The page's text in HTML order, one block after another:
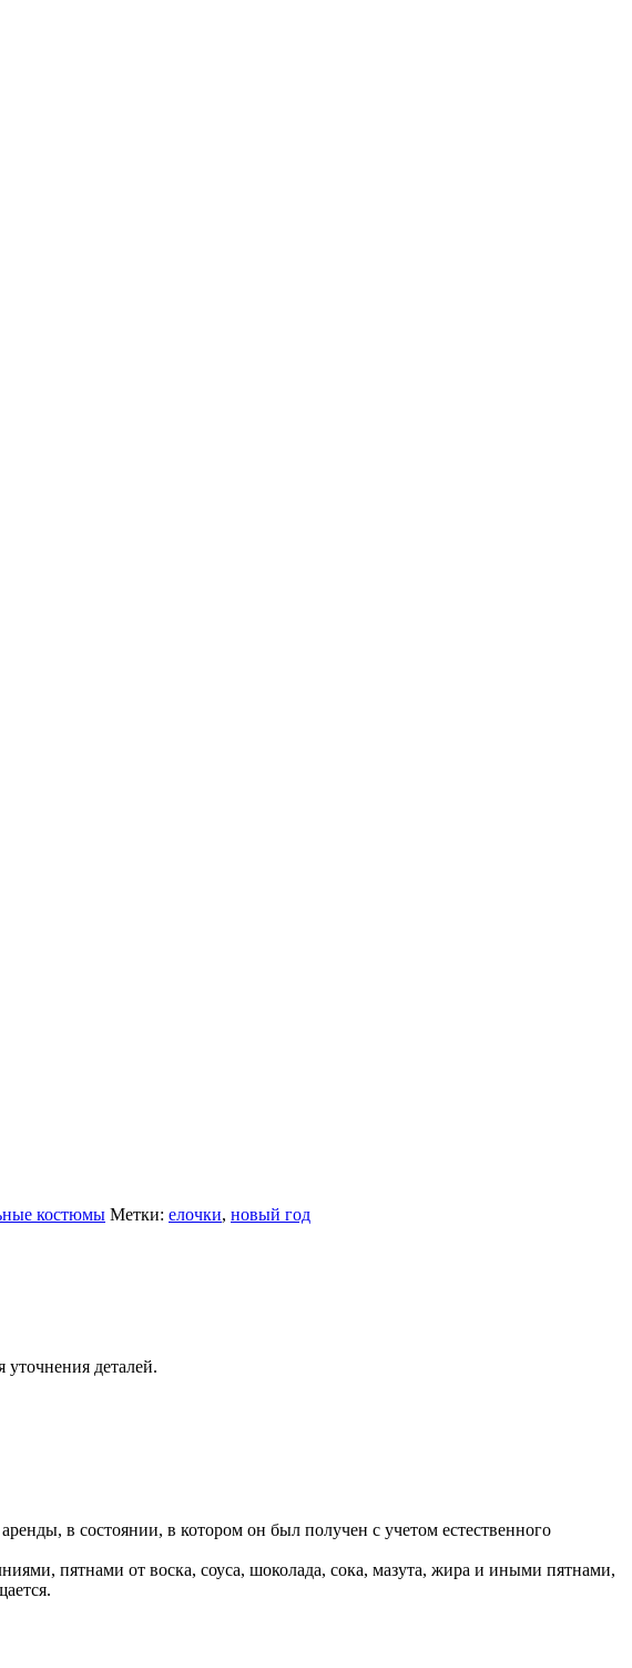
костюмы Метки: елочки, новый год
деталей.
в состоянии, в котором он был получен с учетом естественного
пятнами от воска, соуса, шоколада, сока, мазута, жира и иными пятнами,